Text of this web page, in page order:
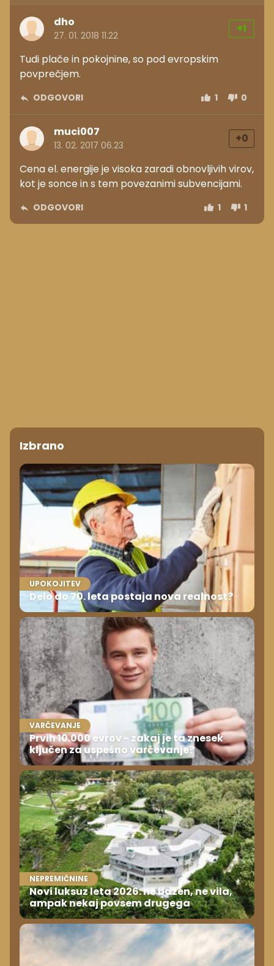
13. 02. 2017 06.23
Cena el. energije je visoka zaradi obnovljivih virov,
kot je sonce in s tem povezanimi subvencijami.
ODGOVORI
Delo do 70. leta postaja nova realnost?
VARČEVANJE
Prvih 10.000 evrov - zakaj je ta znesek
ključen za uspešno varčevanje?
NEPREMIČNINE
Novi luksuz leta 2026: ne bazen, ne vila,
ampak nekaj povsem drugega
IGRE NA SREČO
Italijanski smetarji pomagali najti
srečko z milijonskim dobitkom